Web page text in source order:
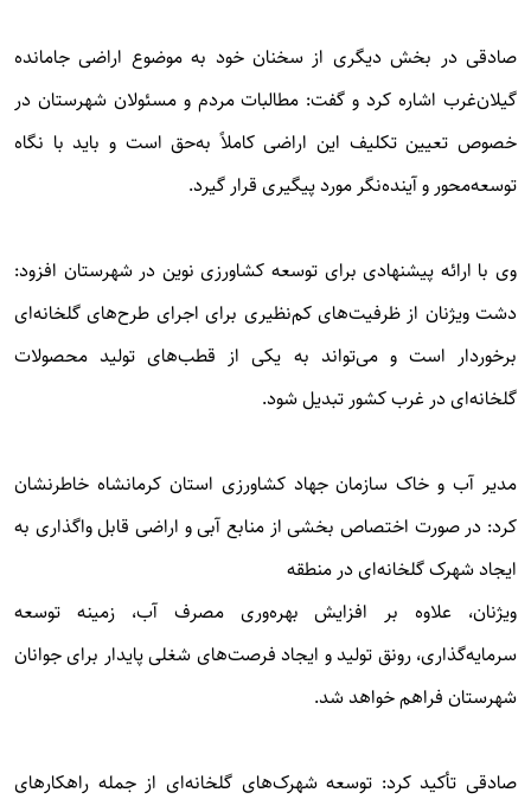
صادقی در بخش دیگری از سخنان خود به موضوع اراضی جامانده
گیلان‌غرب اشاره کرد و گفت: مطالبات مردم و مسئولان شهرستان در
خصوص تعیین تکلیف این اراضی کاملاً به‌حق است و باید با نگاه
توسعه‌محور و آینده‌نگر مورد پیگیری قرار گیرد.
وی با ارائه پیشنهادی برای توسعه کشاورزی نوین در شهرستان افزود:
دشت ویژنان از ظرفیت‌های کم‌نظیری برای اجرای طرح‌های گلخانه‌ای
برخوردار است و می‌تواند به یکی از قطب‌های تولید محصولات
گلخانه‌ای در غرب کشور تبدیل شود.
مدیر آب و خاک سازمان جهاد کشاورزی استان کرمانشاه خاطرنشان
کرد: در صورت اختصاص بخشی از منابع آبی و اراضی قابل واگذاری به
ایجاد شهرک گلخانه‌ای در منطقه
ویژنان، علاوه بر افزایش بهره‌وری مصرف آب، زمینه توسعه
سرمایه‌گذاری، رونق تولید و ایجاد فرصت‌های شغلی پایدار برای جوانان
شهرستان فراهم خواهد شد.
صادقی تأکید کرد: توسعه شهرک‌های گلخانه‌ای از جمله راهکارهای